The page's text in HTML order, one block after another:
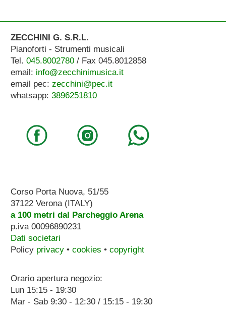
ZECCHINI G. S.R.L.
Pianoforti - Strumenti musicali
Tel. 045.8002780/ Fax 045.8012858
email: info@zecchinimusica.it
email pec: zecchini@pec.it
whatsapp: 3896251810
Corso Porta Nuova, 51/55
37122 Verona (ITALY)
a 100 metri dal Parcheggio Arena
p.iva 00096890231
Dati societari
Policy privacy• cookies • copyright
Orario apertura negozio:
Lun 15:15 - 19:30
Mar - Sab 9:30 - 12:30 / 15:15 - 19:30